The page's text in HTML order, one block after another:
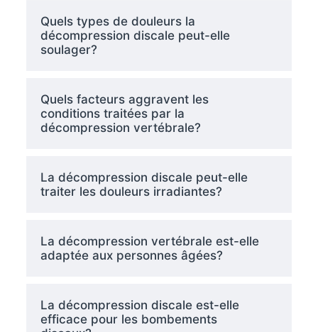
Quels types de douleurs la
décompression discale peut-elle
soulager?
Quels facteurs aggravent les
conditions traitées par la
décompression vertébrale?
La décompression discale peut-elle
traiter les douleurs irradiantes?
La décompression vertébrale est-elle
adaptée aux personnes âgées?
La décompression discale est-elle
efficace pour les bombements